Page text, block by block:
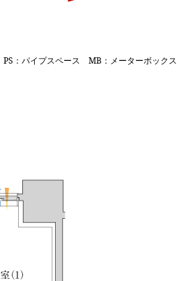
PS：パイプスペース MB：メーターボックス